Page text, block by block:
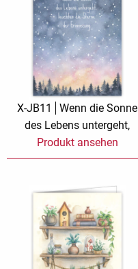
X-JB11
Wenn die Sonne
des Lebens untergeht,
Produkt ansehen